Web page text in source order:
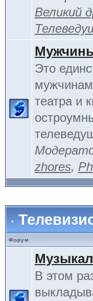
Великий
Это
театра и
zhores,
Форум
В этом